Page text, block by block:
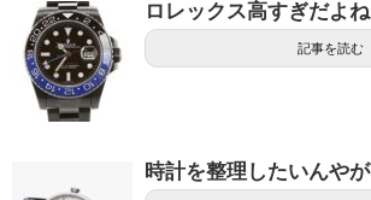
ロレックス高すぎだよね
記事を読む
時計を整理したいんやが